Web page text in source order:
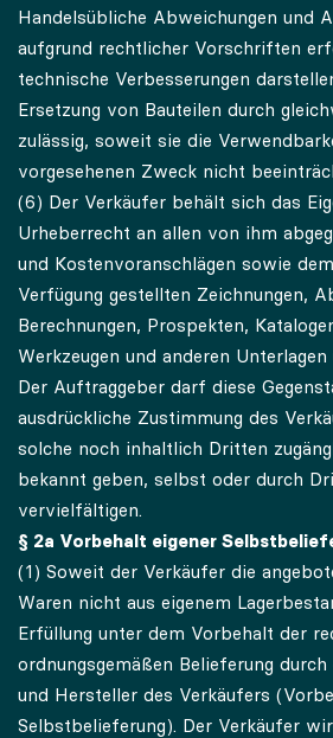
Handelsübliche Abweichungen und
aufgrund rechtlicher Vorschriften
technische Verbesserungen
Ersetzung von Bauteilen durch
zulässig, soweit sie die
vorgesehenen Zweck nicht
(6) Der Verkäufer behält sich das
Urheberrecht an allen von ihm
und Kostenvoranschlägen sowie
Verfügung gestellten Zeichnungen,
Berechnungen, Prospekten,
Werkzeugen und anderen
Der Auftraggeber darf diese
ausdrückliche Zustimmung des
solche noch inhaltlich Dritten
bekannt geben, selbst oder durch
vervielfältigen.
§ 2a Vorbehalt eigener
(1) Soweit der Verkäufer die
Waren nicht aus eigenem
Erfüllung unter dem Vorbehalt der
ordnungsgemäßen Belieferung
und Hersteller des Verkäufers
Selbstbelieferung). Der Verkäufer